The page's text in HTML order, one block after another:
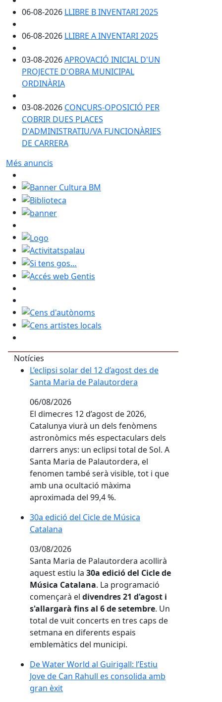
06-08-2026 LLIBRE B INVENTARI 2025
06-08-2026 LLIBRE A INVENTARI 2025
03-08-2026APROVACIÓ INICIAL D'UN
PROJECTE D'OBRA MUNICIPAL
ORDINÀRIA
03-08-2026 CONCURS-OPOSICIÓ PER
COBRIR DUES PLACES
D'ADMINISTRATIU/VA FUNCIONÀRIES
DE CARRERA
Més anuncis
Banner Cultura BM
Biblioteca
banner
Logo
Activitatspalau
Si tens gos…
Accés web Gentis
Cens d'autònoms
Cens artistes locals
Notícies
L’eclipsi solar del 12 d’agost des de Santa Maria
L’eclipsi solar del 12 d’agost des de
Santa Maria de Palautordera
06/08/2026
El dimecres 12 d’agost de 2026,
Catalunya viurà un dels fenòmens
astronòmics més espectaculars dels
darrers anys: un eclipsi total de Sol. A
Santa Maria de Palautordera, el
fenomen també serà visible, tot i que
amb una ocultació màxima
aproximada del 99,4 %.
30a edició del Cicle de Música Catalana
30a edició del Cicle de Música
Catalana
03/08/2026
Santa Maria de Palautordera acollirà
aquest estiu la 30a edició del Cicle de
Música Catalana. La programació
començarà el divendres 21 d'agost i
s'allargarà fins al 6 de setembre. Un
total de vuit concerts en tres caps de
setmana en diferents espais
emblemàtics del municipi.
De Water World al Guirigall: l’Estiu Jove de Can
De Water World al Guirigall: l’Estiu
Jove de Can Rahull es consolida amb
gran èxit